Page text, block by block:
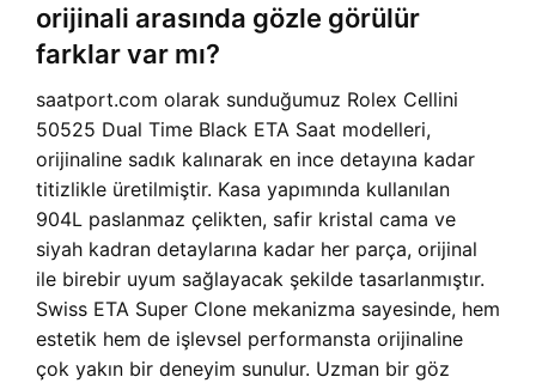
orijinali arasında gözle görülür
farklar var mı?
saatport.com olarak sunduğumuz Rolex Cellini
50525 Dual Time Black ETA Saat modelleri,
orijinaline sadık kalınarak en ince detayına kadar
titizlikle üretilmiştir. Kasa yapımında kullanılan
904L paslanmaz çelikten, safir kristal cama ve
siyah kadran detaylarına kadar her parça, orijinal
ile birebir uyum sağlayacak şekilde tasarlanmıştır.
Swiss ETA Super Clone mekanizma sayesinde, hem
estetik hem de işlevsel performansta orijinaline
çok yakın bir deneyim sunulur. Uzman bir göz